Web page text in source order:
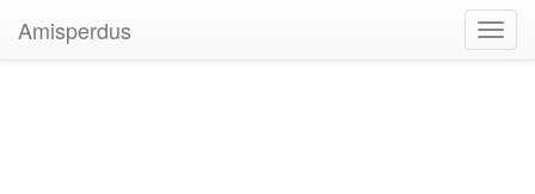
Amisperdus